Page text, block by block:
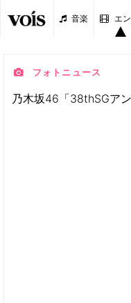
音楽 エ
フォトニュース
乃木坂46「38thSGアン